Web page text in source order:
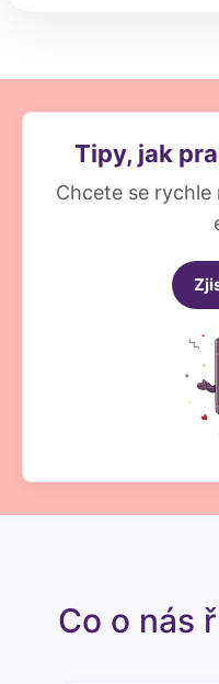
Tipy, jak
Chcete se
Co o nás